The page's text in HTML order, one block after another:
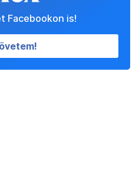
Facebookon is!